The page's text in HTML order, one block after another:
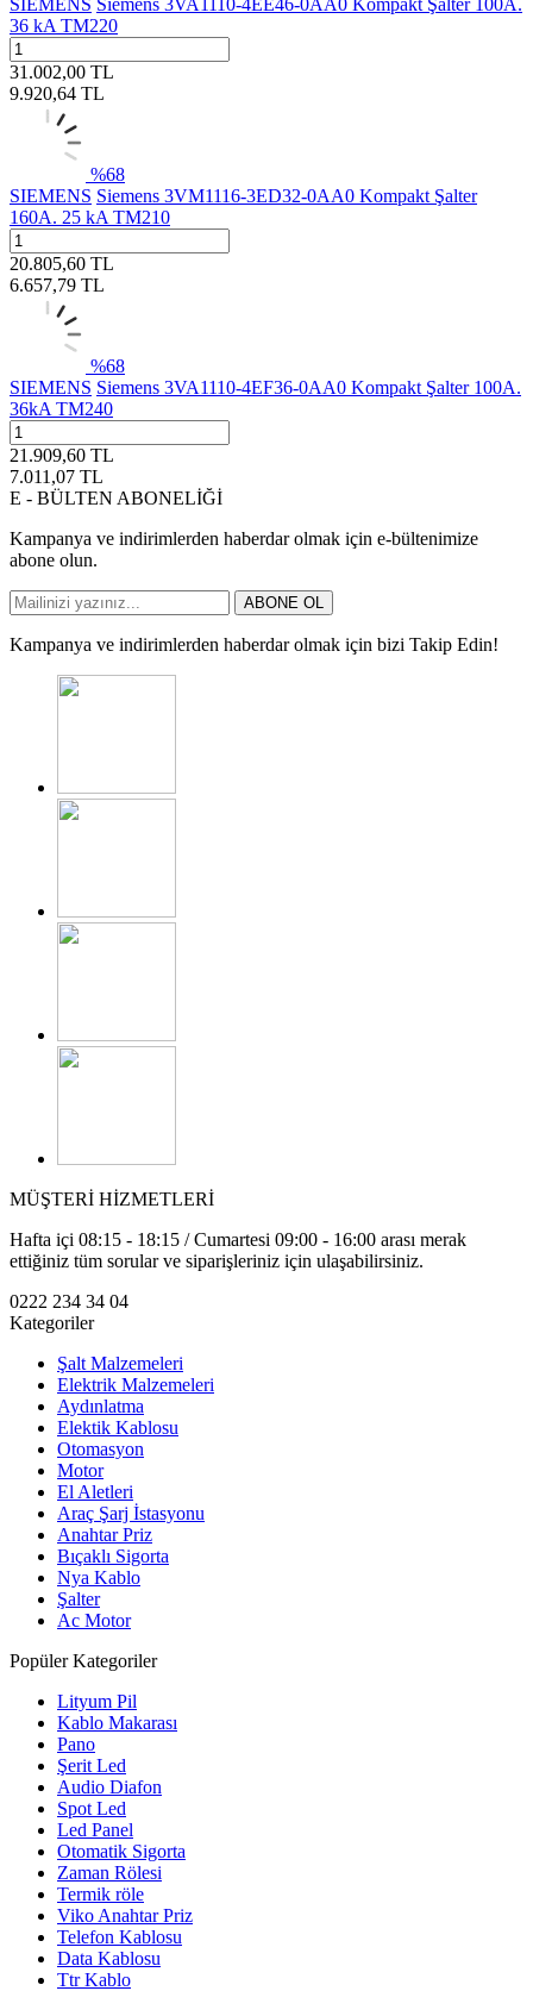
36 kA TM220
31.002,00 TL
9.920,64 TL
%68
SIEMENS Siemens 3VM1116-3ED32-0AA0 Kompakt Şalter
160A. 25 kA TM210
20.805,60 TL
6.657,79 TL
%68
SIEMENS Siemens 3VA1110-4EF36-0AA0 Kompakt Şalter 100A.
36kA TM240
21.909,60 TL
7.011,07 TL
E - BÜLTEN ABONELİĞİ
Kampanya ve indirimlerden haberdar olmak için e-bültenimize
abone olun.
ABONE OL
Kampanya ve indirimlerden haberdar olmak için bizi Takip Edin!
MÜŞTERİ HİZMETLERİ
Hafta içi 08:15 - 18:15 / Cumartesi 09:00 - 16:00 arası merak
ettiğiniz tüm sorular ve siparişleriniz için ulaşabilirsiniz.
0222 234 34 04
Kategoriler
Şalt Malzemeleri
Elektrik Malzemeleri
Aydınlatma
Elektik Kablosu
Otomasyon
Motor
El Aletleri
Araç Şarj İstasyonu
Anahtar Priz
Bıçaklı Sigorta
Nya Kablo
Şalter
Ac Motor
Popüler Kategoriler
Lityum Pil
Kablo Makarası
Pano
Şerit Led
Audio Diafon
Spot Led
Led Panel
Otomatik Sigorta
Zaman Rölesi
Termik röle
Viko Anahtar Priz
Telefon Kablosu
Data Kablosu
Ttr Kablo